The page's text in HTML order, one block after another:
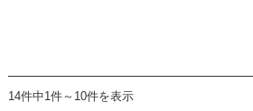
14件中1件～10件を表示